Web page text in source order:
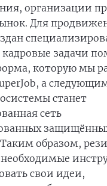
организации
Для
задачи
которую мы
а
станет
сеть
образом,
необходимые
свои идеи,